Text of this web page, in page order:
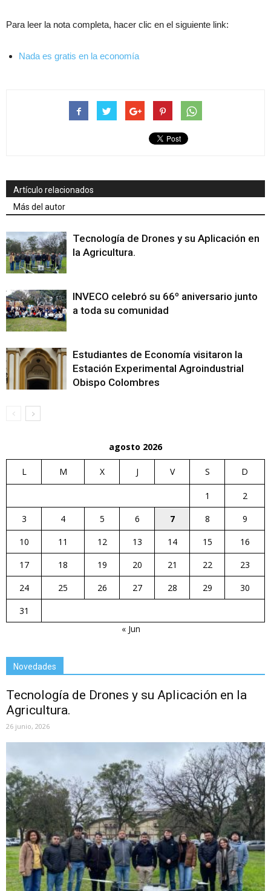
Para leer la nota completa, hacer clic en el siguiente link:
Nada es gratis en la economía
Artículo relacionados
Más del autor
Tecnología de Drones y su Aplicación en
la Agricultura.
INVECO celebró su 66º aniversario junto
a toda su comunidad
Estudiantes de Economía visitaron la
Estación Experimental Agroindustrial
Obispo Colombres
agosto 2026
L M X J V S D
1
2
3
4 5 6 7 8
9
10
11 12 13 14 15
16
17
18 19 20 21 22
23
24
25 26 27 28 29
30
31
« Jun
Novedades
Tecnología de Drones y su Aplicación en la
Agricultura.
26 junio, 2026